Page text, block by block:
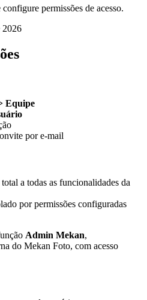
permissões de acesso.
2026
Equipe
por e-mail
a todas as funcionalidades da
por permissões configuradas
Admin Mekan,
do Mekan Foto, com acesso